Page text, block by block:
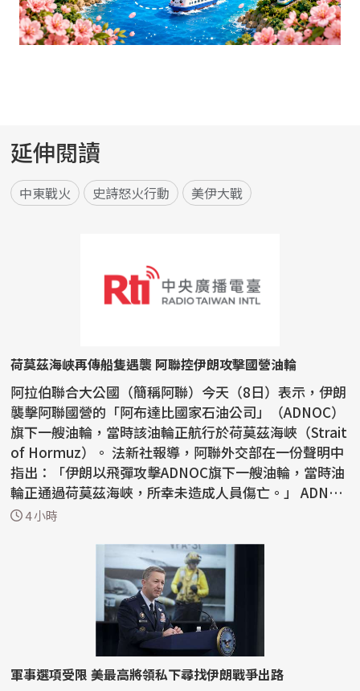
延伸閱讀
中東戰火 史詩怒火行動 美伊大戰
荷莫茲海峽再傳船隻遇襲 阿聯控伊朗攻擊國營油輪
阿拉伯聯合大公國（簡稱阿聯）今天（8日）表示，伊朗
襲擊阿聯國營的「阿布達比國家石油公司」（ADNOC）
旗下一艘油輪，當時該油輪正航行於荷莫茲海峽（Strait
of Hormuz）。 法新社報導，阿聯外交部在一份聲明中
指出：「伊朗以飛彈攻擊ADNOC旗下一艘油輪，當時油
輪正通過荷莫茲海峽，所幸未造成人員傷亡。」 ADNOC
昨...4 小時
軍事選項受限 美最高將領私下尋找伊朗戰爭出路